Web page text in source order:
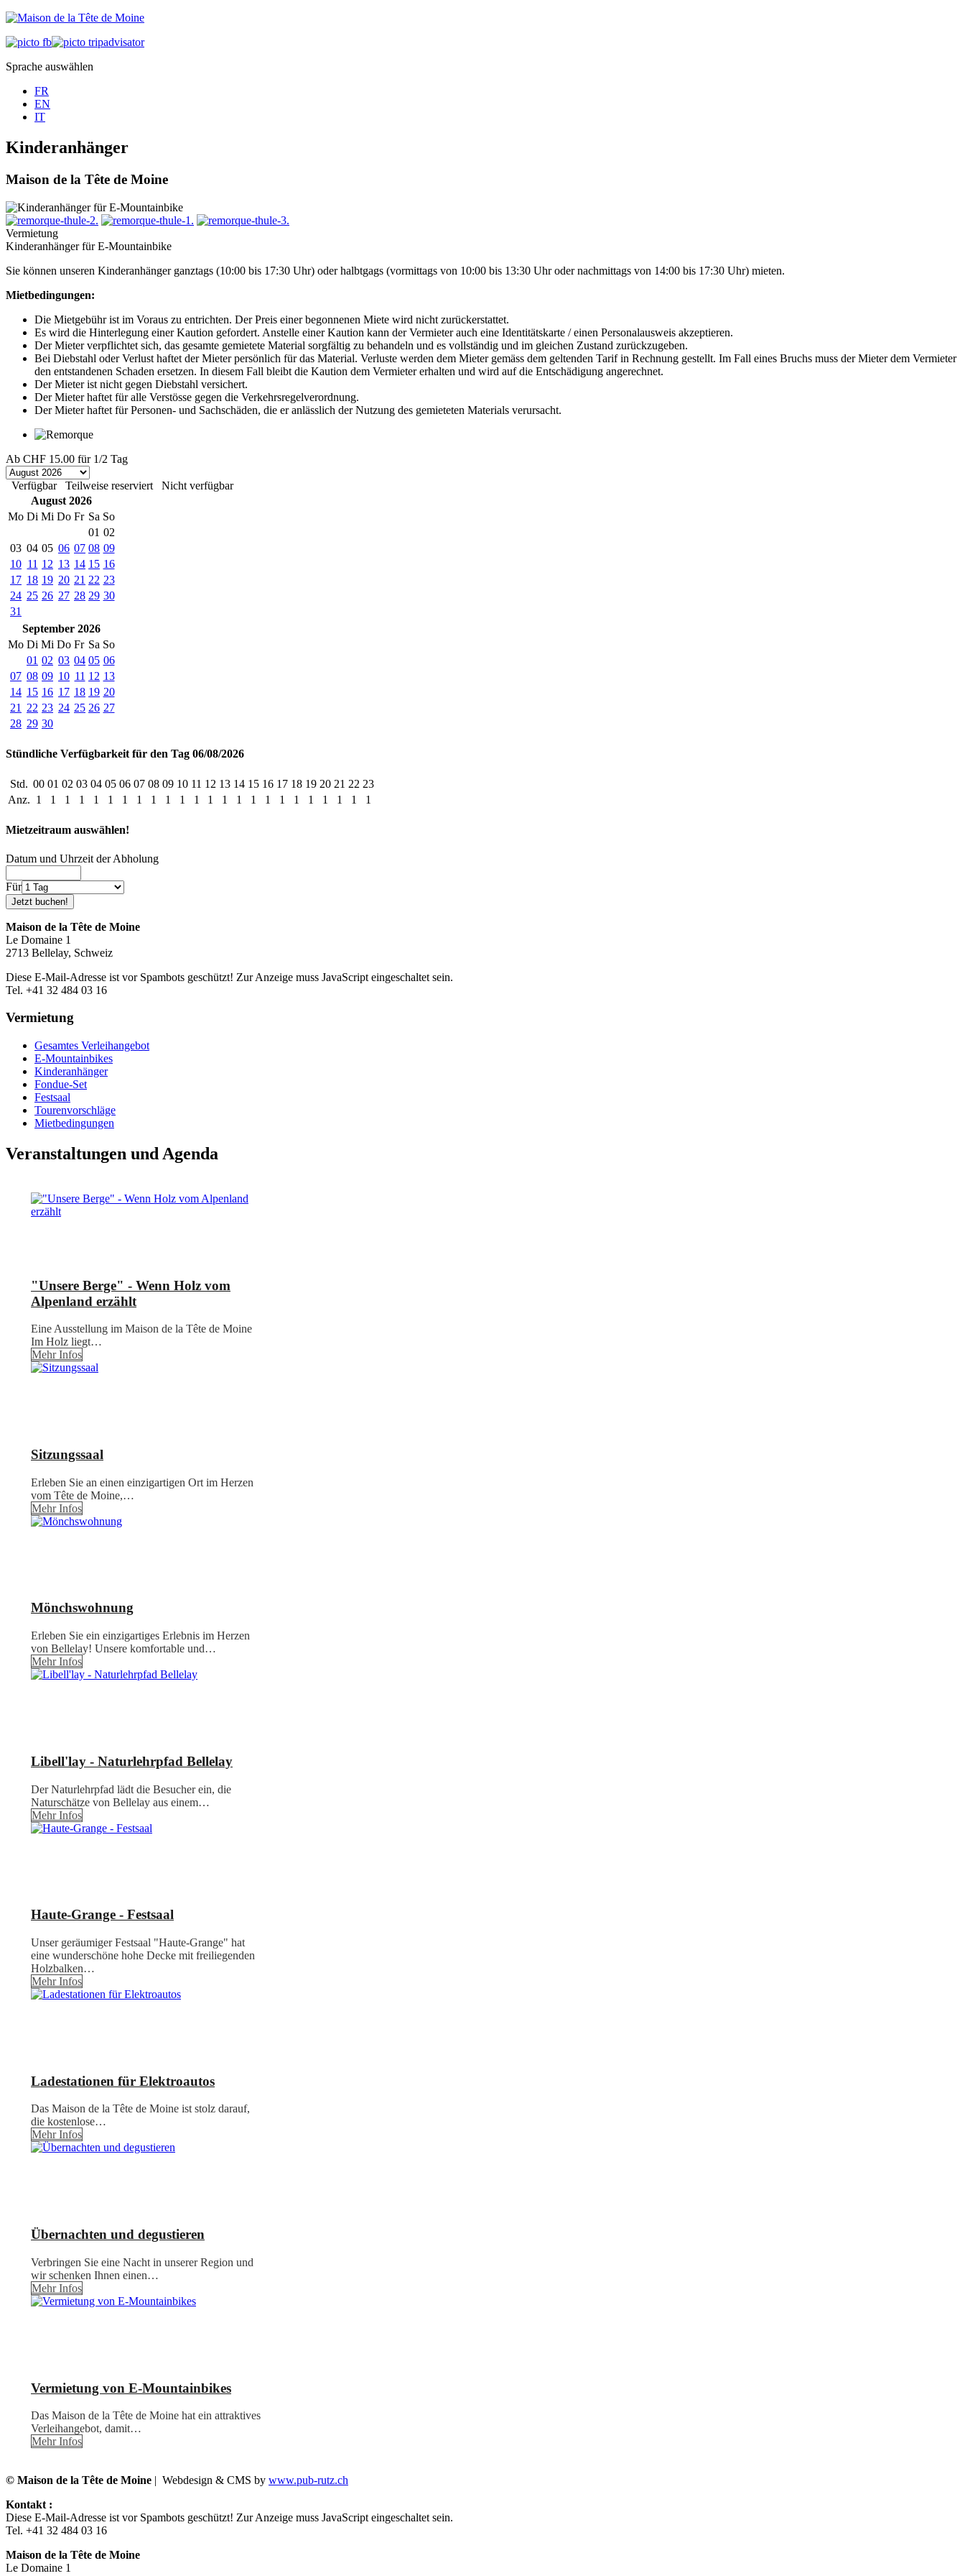
Sprache auswählen
FR
EN
IT
Kinderanhänger
Maison de la Tête de Moine
Vermietung
Kinderanhänger für E-Mountainbike
Sie können unseren Kinderanhänger ganztags (10:00 bis 17:30 Uhr) oder halbtgags (vormittags von 10:00 bis 13:30 Uhr oder nachmittags von 14:00 bis 17:30 Uhr) mieten.
Mietbedingungen:
Die Mietgebühr ist im Voraus zu entrichten. Der Preis einer begonnenen Miete wird nicht zurückerstattet.
Es wird die Hinterlegung einer Kaution gefordert. Anstelle einer Kaution kann der Vermieter auch eine Identitätskarte / einen Personalausweis akzeptieren.
Der Mieter verpflichtet sich, das gesamte gemietete Material sorgfältig zu behandeln und es vollständig und im gleichen Zustand zurückzugeben.
Bei Diebstahl oder Verlust haftet der Mieter persönlich für das Material. Verluste werden dem Mieter gemäss dem geltenden Tarif in Rechnung gestellt. Im Fall eines Bruchs muss der Mieter dem Vermieter
den entstandenen Schaden ersetzen. In diesem Fall bleibt die Kaution dem Vermieter erhalten und wird auf die Entschädigung angerechnet.
Der Mieter ist nicht gegen Diebstahl versichert.
Der Mieter haftet für alle Verstösse gegen die Verkehrsregelverordnung.
Der Mieter haftet für Personen- und Sachschäden, die er anlässlich der Nutzung des gemieteten Materials verursacht.
Ab CHF 15.00 für 1/2 Tag
Verfügbar Teilweise reserviert
Nicht verfügbar
August 2026
Mo Di Mi Do Fr Sa So
01 02
03 04 05 06 07 08 09
10 11 12 13 14 15 16
17 18 19 20 21 22 23
24 25 26 27 28 29 30
31
September 2026
Mo Di Mi Do Fr Sa So
01 02 03 04 05 06
07 08 09 10 11 12 13
14 15 16 17 18 19 20
21
22 23 24 25 26 27
28 29 30
Stündliche Verfügbarkeit für den Tag 06/08/2026
Std. 00 01 02 03 04 05 06 07 08 09 10 11 12 13 14 15 16 17 18 19 20 21 22 23
Anz. 1 1 1 1 1 1 1 1 1 1 1 1 1 1 1 1 1 1 1 1 1 1 1 1
Mietzeitraum auswählen!
Datum und Uhrzeit der Abholung
Für
Maison de la Tête de Moine
Le Domaine 1
2713 Bellelay, Schweiz
Diese E-Mail-Adresse ist vor Spambots geschützt! Zur Anzeige muss JavaScript eingeschaltet sein.
Tel. +41 32 484 03 16
Vermietung
Gesamtes Verleihangebot
E-Mountainbikes
Kinderanhänger
Fondue-Set
Festsaal
Tourenvorschläge
Mietbedingungen
Veranstaltungen und Agenda
"Unsere Berge" - Wenn Holz vom
Alpenland erzählt
Eine Ausstellung im Maison de la Tête de Moine
Im Holz liegt…
Mehr Infos
Sitzungssaal
Erleben Sie an einen einzigartigen Ort im Herzen
vom Tête de Moine,…
Mehr Infos
Mönchswohnung
Erleben Sie ein einzigartiges Erlebnis im Herzen
von Bellelay! Unsere komfortable und…
Mehr Infos
Libell'lay - Naturlehrpfad Bellelay
Der Naturlehrpfad lädt die Besucher ein, die
Naturschätze von Bellelay aus einem…
Mehr Infos
Haute-Grange - Festsaal
Unser geräumiger Festsaal "Haute-Grange" hat
eine wunderschöne hohe Decke mit freiliegenden
Holzbalken…
Mehr Infos
Ladestationen für Elektroautos
Das Maison de la Tête de Moine ist stolz darauf,
die kostenlose…
Mehr Infos
Übernachten und degustieren
Verbringen Sie eine Nacht in unserer Region und
wir schenken Ihnen einen…
Mehr Infos
Vermietung von E-Mountainbikes
Das Maison de la Tête de Moine hat ein attraktives
Verleihangebot, damit…
Mehr Infos
© Maison de la Tête de Moine | Webdesign & CMS by www.pub-rutz.ch
Kontakt :
Diese E-Mail-Adresse ist vor Spambots geschützt! Zur Anzeige muss JavaScript eingeschaltet sein.
Tel. +41 32 484 03 16
Maison de la Tête de Moine
Le Domaine 1